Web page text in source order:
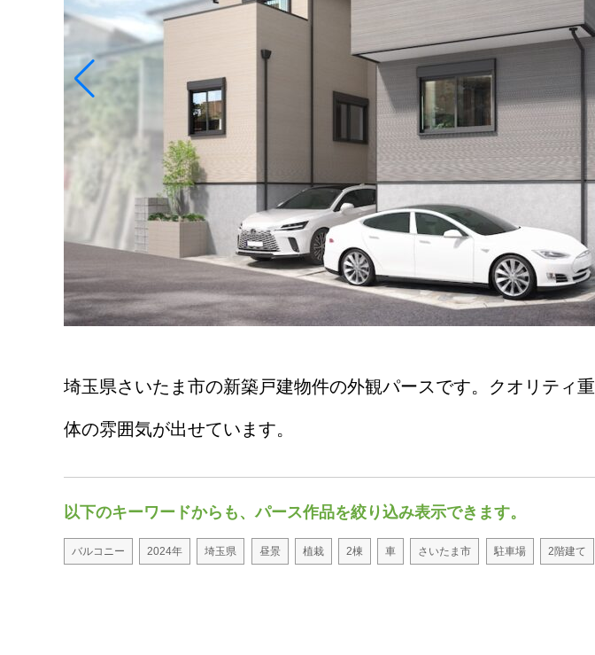
埼玉県さいたま市の新築戸建物件の外観パースです。クオリティ
体の雰囲気が出せています。
以下のキーワードからも、パース作品を絞り込み表示できます。
バルコニー 2024年 埼玉県 昼景 植栽 2棟 車 さいたま市 駐車場 2階建て